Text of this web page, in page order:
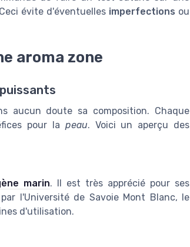
évite d'éventuelles imperfections ou
aroma zone
aucun doute sa composition. Chaque
pour la peau. Voici un aperçu des
marin. Il est très apprécié pour ses
l'Université de Savoie Mont Blanc, le
d'utilisation.